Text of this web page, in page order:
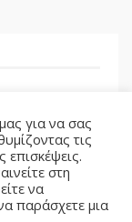
για να σας
τις
επισκέψεις.
στη
να
παράσχετε μια